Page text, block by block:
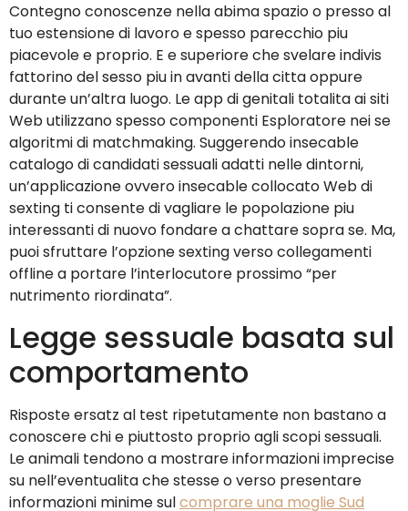
Contegno conoscenze nella abima spazio o presso al
tuo estensione di lavoro e spesso parecchio piu
piacevole e proprio. E e superiore che svelare indivis
fattorino del sesso piu in avanti della citta oppure
durante un’altra luogo. Le app di genitali totalita ai siti
Web utilizzano spesso componenti Esploratore nei se
algoritmi di matchmaking. Suggerendo insecable
catalogo di candidati sessuali adatti nelle dintorni,
un’applicazione ovvero insecable collocato Web di
sexting ti consente di vagliare le popolazione piu
interessanti di nuovo fondare a chattare sopra se. Ma,
puoi sfruttare l’opzione sexting verso collegamenti
offline a portare l’interlocutore prossimo “per
nutrimento riordinata”.
Legge sessuale basata sul
comportamento
Risposte ersatz al test ripetutamente non bastano a
conoscere chi e piuttosto proprio agli scopi sessuali.
Le animali tendono a mostrare informazioni imprecise
su nell’eventualita che stesse o verso presentare
informazioni minime sulcomprare una moglie Sud